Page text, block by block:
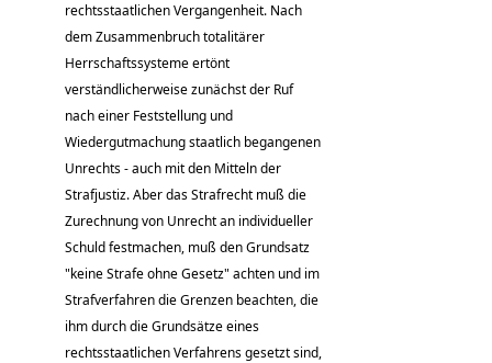
rechtsstaatlichen Vergangenheit. Nach
dem Zusammenbruch totalitärer
Herrschaftssysteme ertönt
verständlicherweise zunächst der Ruf
nach einer Feststellung und
Wiedergutmachung staatlich begangenen
Unrechts - auch mit den Mitteln der
Strafjustiz. Aber das Strafrecht muß die
Zurechnung von Unrecht an individueller
Schuld festmachen, muß den Grundsatz
"keine Strafe ohne Gesetz" achten und im
Strafverfahren die Grenzen beachten, die
ihm durch die Grundsätze eines
rechtsstaatlichen Verfahrens gesetzt sind,